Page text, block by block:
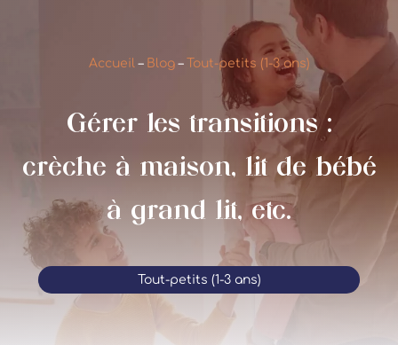
Accueil– Blog– Tout-petits (1-3 ans)
Gérer les transitions :
crèche à maison, lit de bébé
à grand lit, etc.
Tout-petits (1-3 ans)